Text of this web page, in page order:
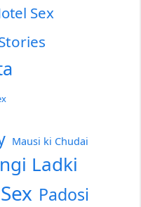
Sex
Mausi ki Chudai
Ladki
Padosi